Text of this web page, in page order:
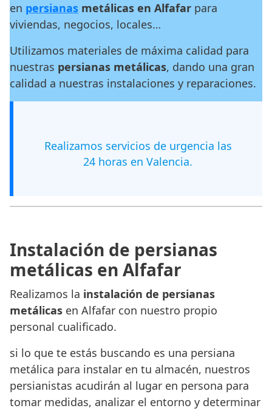
en persianas metálicas en Alfafar para
viviendas, negocios, locales…
Utilizamos materiales de máxima calidad para
nuestras persianas metálicas, dando una gran
calidad a nuestras instalaciones y reparaciones.
Realizamos servicios de urgencia las
24 horas en Valencia.
Instalación de persianas
metálicas en Alfafar
Realizamos la instalación de persianas
metálicas en Alfafar con nuestro propio
personal cualificado.
si lo que te estás buscando es una persiana
metálica para instalar en tu almacén, nuestros
persianistas acudirán al lugar en persona para
tomar medidas, analizar el entorno y determinar